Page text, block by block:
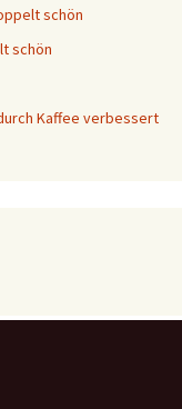
schön
schön
Kaffee verbessert